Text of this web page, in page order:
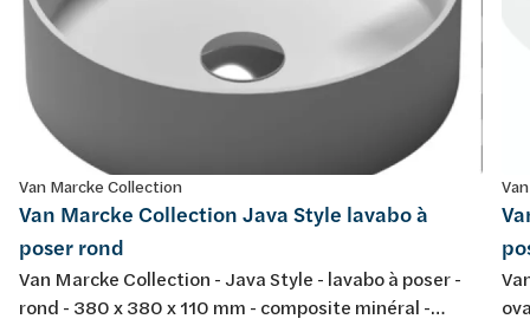
Van Marcke Collection
Van Marcke Collection Java Style lavabo à
poser rond
Van Marcke Collection - Java Style - lavabo à poser -
rond - 380 x 380 x 110 mm - composite minéral -